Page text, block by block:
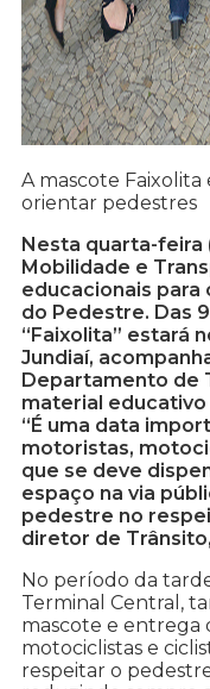
A mascote
orientar pedestres
Nesta quarta-feira
Mobilidade e
educacionais para
do Pedestre. Das
“Faixolita” estará
Jundiaí,
Departamento de
material
“É uma data
motoristas,
que se deve
espaço na via
pedestre no
diretor de
No período da
Terminal Central,
mascote e entrega
motociclistas e
respeitar o